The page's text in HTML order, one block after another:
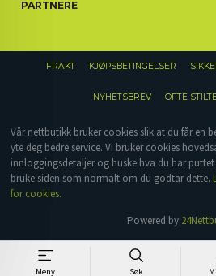
Meny Søk
PARTNERE
FRAKT KJØPSBETINGELSER
NYHETSBREV OFTE
Vår nettbutikk bruker cookies slik at du får en
yte deg bedre service. Vi bruker cookies
innloggingsdetaljer og huske hva du har
bruke siden som normalt om du godtar dette.
for cookies.
Powered by